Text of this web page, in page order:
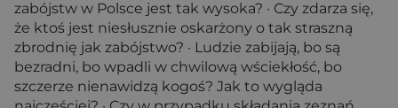
zabójstw w Polsce jest tak wysoka? · Czy zdarza się,
że ktoś jest niesłusznie oskarżony o tak straszną
zbrodnię jak zabójstwo? · Ludzie zabijają, bo są
bezradni, bo wpadli w chwilową wściekłość, bo
szczerze nienawidzą kogoś? Jak to wygląda